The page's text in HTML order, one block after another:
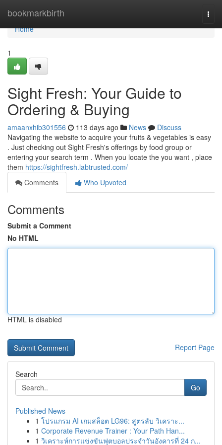
bookmarkbirth
Home
Home
1
Sight Fresh: Your Guide to
Ordering & Buying
amaanxhib301556 113 days ago News
Discuss
Navigating the website to acquire your fruits & vegetables is easy
. Just checking out Sight Fresh's offerings by food group or
entering your search term . When you locate the you want , place
them https://sightfresh.labtrusted.com/
Comments
Who Upvoted
Comments
Submit a Comment
No HTML
HTML is disabled
Report Page
Search
Go
Published News
1 โปรแกรม AI เกมสล็อต LG96: สูตรลับ วิเคราะ...
1 Corporate Revenue Trainer : Your Path Han...
1 วิเคราะห์การแข่งขันฟุตบอลประจำวันอังคารที่ 24 ก...